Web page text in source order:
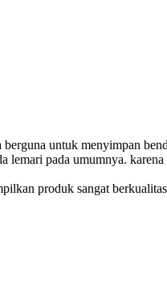
untuk menyimpan
pada umumnya.
produk sangat